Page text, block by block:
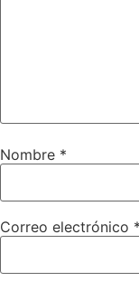
Nombre *
Correo electrónico *